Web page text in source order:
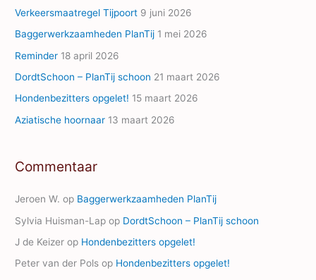
r
e
s
s
Verkeersmaatregel Tijpoort 9 juni 2026
Baggerwerkzaamheden PlanTij 1 mei 2026
Reminder 18 april 2026
DordtSchoon – PlanTij schoon 21 maart 2026
Hondenbezitters opgelet! 15 maart 2026
Aziatische hoornaar 13 maart 2026
Commentaar
Jeroen W. op Baggerwerkzaamheden PlanTij
Sylvia Huisman-Lap op DordtSchoon – PlanTij schoon
J de Keizer op Hondenbezitters opgelet!
Peter van der Pols op Hondenbezitters opgelet!